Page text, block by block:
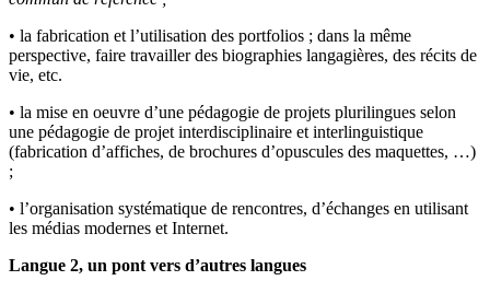
• la fabrication et l’utilisation des portfolios ; dans la même
perspective, faire travailler des biographies langagières, des récits de
vie, etc.
• la mise en oeuvre d’une pédagogie de projets plurilingues selon
une pédagogie de projet interdisciplinaire et interlinguistique
(fabrication d’affiches, de brochures d’opuscules des maquettes, …)
;
• l’organisation systématique de rencontres, d’échanges en utilisant
les médias modernes et Internet.
Langue 2, un pont vers d’autres langues